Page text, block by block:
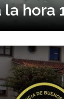
hora